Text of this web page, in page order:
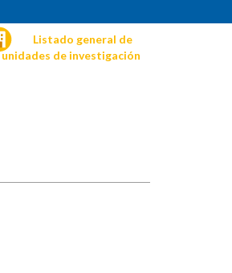
Listado general de
unidades de investigación